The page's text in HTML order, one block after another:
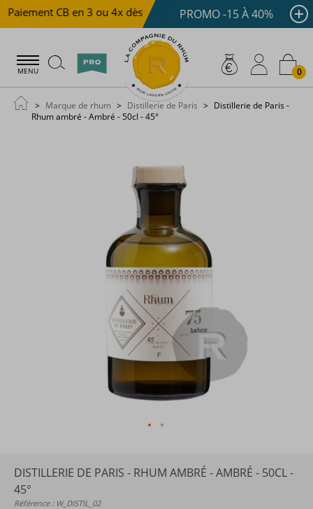
Paiement CB en 3 ou 4x dès 100 € Livraison offerte dès
PROMO -15 À 40%
MENU 0
Marque de rhum Distillerie de Paris
Distillerie de Paris -
Rhum ambré - Ambré - 50cl - 45°
DISTILLERIE DE PARIS - RHUM AMBRÉ - AMBRÉ - 50CL -
45°
Référence : W_DISTIL_02